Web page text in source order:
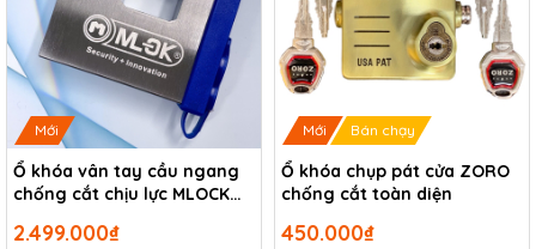
Mới
Ổ khóa vân tay cầu ngang
chống cắt chịu lực MLOCK
2.499.000₫
Mới Bán chạy
Ổ khóa chụp pát cửa ZORO
chống cắt toàn diện
450.000₫